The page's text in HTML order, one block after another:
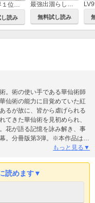
読み
最強出涸らし皇子の暗躍帝位争い
無料試し読み
。術の使い手である華仙術師
仙術の能力に目覚めていた紅
るが故に、皆から虐げられる
てきた華仙術を見初められ、
花が語る記憶を詠み解き、事
。分冊版第3弾。※本作品は単
なります。重複購入にご注意
もっと見る▼
読めます▼